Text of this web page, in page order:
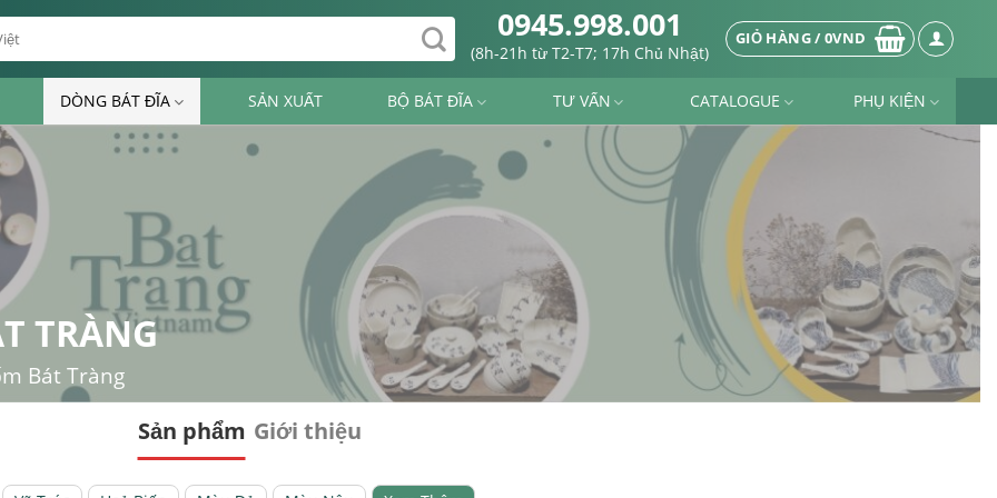
0945.998.001
(8h-21h từ T2-T7; 17h Chủ Nhật)
GIỎ HÀNG /0VND
DÒNG BÁT ĐĨA SẢN XUẤT BỘ BÁT ĐĨA TƯ VẤN CATALOGUE PHỤ KIỆN
TRÀNG
Bát Tràng
Sản phẩm Giới thiệu